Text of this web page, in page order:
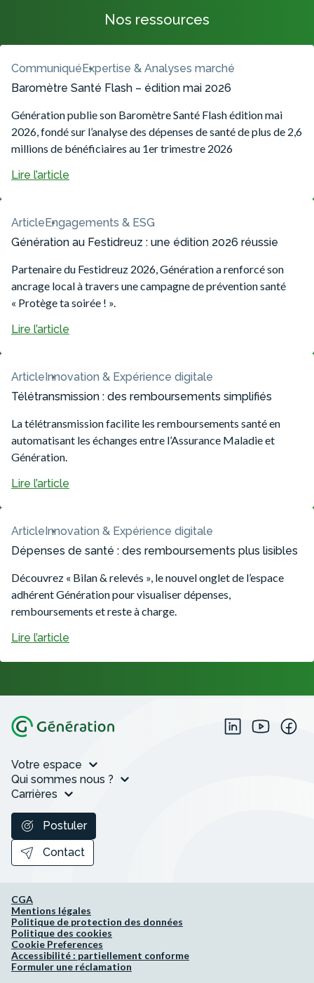
Nos ressources
CommuniquéExpertise & Analyses marché
Baromètre Santé Flash – édition mai 2026
Génération publie son Baromètre Santé Flash édition mai
2026, fondé sur l’analyse des dépenses de santé de plus de 2,6
millions de bénéficiaires au 1er trimestre 2026
Lire l’article
ArticleEngagements & ESG
Génération au Festidreuz : une édition 2026 réussie
Partenaire du Festidreuz 2026, Génération a renforcé son
ancrage local à travers une campagne de prévention santé
« Protège ta soirée ! ».
Lire l’article
ArticleInnovation & Expérience digitale
Télétransmission : des remboursements simplifiés
La télétransmission facilite les remboursements santé en
automatisant les échanges entre l’Assurance Maladie et
Génération.
Lire l’article
ArticleInnovation & Expérience digitale
Dépenses de santé : des remboursements plus lisibles
Découvrez « Bilan & relevés », le nouvel onglet de l’espace
adhérent Génération pour visualiser dépenses,
remboursements et reste à charge.
Lire l’article
Votre espace
Qui sommes nous ?
Carrières
Postuler
Contact
CGA
Mentions légales
Politique de protection des données
Politique des cookies
Cookie Preferences
Accessibilité : partiellement conforme
Formuler une réclamation